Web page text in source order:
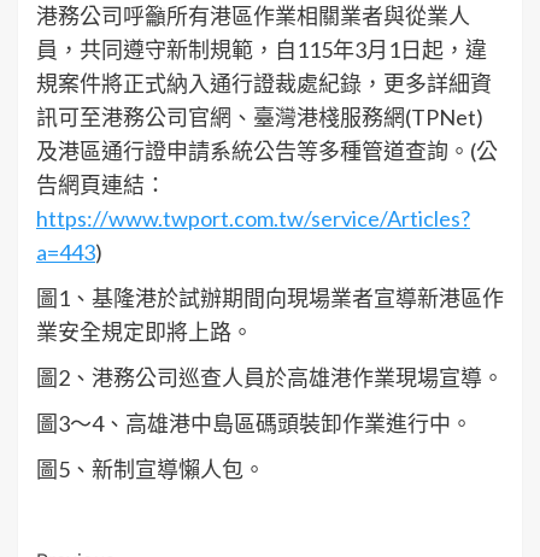
港務公司呼籲所有港區作業相關業者與從業人
員，共同遵守新制規範，自115年3月1日起，違
規案件將正式納入通行證裁處紀錄，更多詳細資
訊可至港務公司官網、臺灣港棧服務網(TPNet)
及港區通行證申請系統公告等多種管道查詢。(公
告網頁連結：
https://www.twport.com.tw/service/Articles?
a=443)
圖1、基隆港於試辦期間向現場業者宣導新港區作
業安全規定即將上路。
圖2、港務公司巡查人員於高雄港作業現場宣導。
圖3～4、高雄港中島區碼頭裝卸作業進行中。
圖5、新制宣導懶人包。